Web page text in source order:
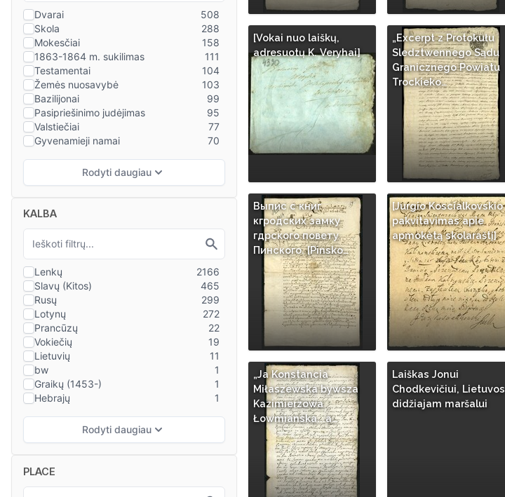
KALBA
PLACE
[Vokai nuo laiškų,
adresuotų K. Veryhai]
„Excerpt z Protokułu
Sledztwennego Sądu
Granicznego Powiatu
Trockieko…
Выпис с книг
кгродских замку
гдрского повету
Пинского. [Pinsko…
[Jurgio Koscialkovskio
pakvitavimas apie
apmokėtą skolaraštį]
„Ja Konstancia
Miłaszewska bywsza
Kazimierzowa
Łowmianska...a…
Laiškas Jonui
Chodkevičiui, Lietuvos
didžiajam maršalui